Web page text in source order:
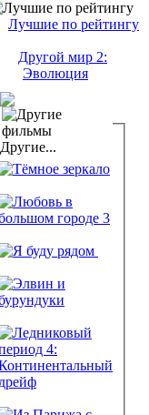
Лучшие по рейтингу
Другие...